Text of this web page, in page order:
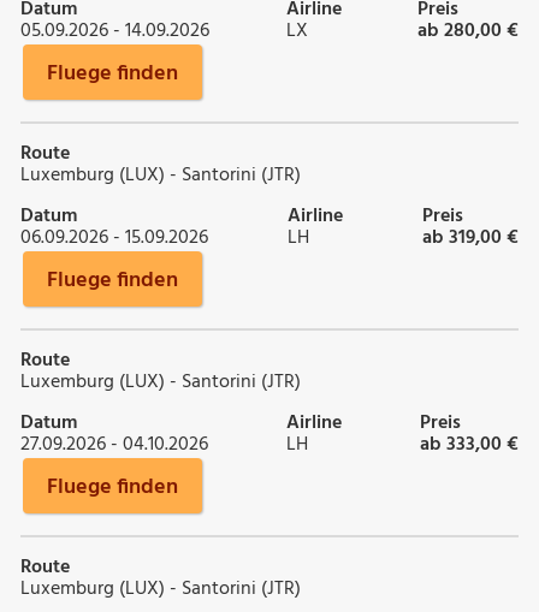
Datum
05.09.2026 - 14.09.2026
Airline
LX
Preis
ab 280,00 €
Fluege finden
Route
Luxemburg (LUX) - Santorini (JTR)
Datum
06.09.2026 - 15.09.2026
Airline
LH
Preis
ab 319,00 €
Fluege finden
Route
Luxemburg (LUX) - Santorini (JTR)
Datum
27.09.2026 - 04.10.2026
Airline
LH
Preis
ab 333,00 €
Fluege finden
Route
Luxemburg (LUX) - Santorini (JTR)